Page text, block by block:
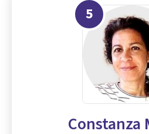
5
Constanza